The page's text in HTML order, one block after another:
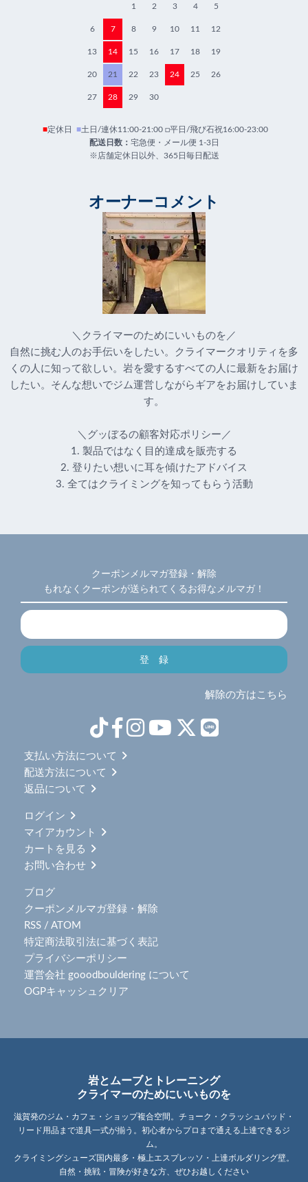
1 2 3 4 5
6 7 8 9 10 11 12
13 14 15 16 17 18 19
20 21 22 23 24 25 26
27 28 29 30
■定休日 ■土日/連休11:00-21:00 □平日/飛び石祝16:00-23:00
配送日数： 宅急便・メール便 1-3日
※店舗定休日以外、365日毎日配送
オーナーコメント
＼クライマーのためにいいものを／
自然に挑む人のお手伝いをしたい。クライマークオリティを多
くの人に知って欲しい。岩を愛するすべての人に最新をお届け
したい。そんな想いでジム運営しながらギアをお届けしていま
す。
＼グッぼるの顧客対応ポリシー／
1. 製品ではなく目的達成を販売する
2. 登りたい想いに耳を傾けたアドバイス
3. 全てはクライミングを知ってもらう活動
クーポンメルマガ登録・解除
もれなくクーポンが送られてくるお得なメルマガ！
解除の方はこちら
支払い方法について
配送方法について
返品について
ログイン
マイアカウント
カートを見る
お問い合わせ
ブログ
クーポンメルマガ登録・解除
RSS / ATOM
特定商法取引法に基づく表記
プライバシーポリシー
運営会社 gooodbouldering について
OGPキャッシュクリア
岩とムーブとトレーニング
クライマーのためにいいものを
滋賀発のジム・カフェ・ショップ複合空間。チョーク・クラッシュパッド・
リード用品まで道具一式が揃う。初心者からプロまで通える上達できるジ
ム。
クライミングシューズ国内最多・極上エスプレッソ・上達ボルダリング壁。
自然・挑戦・冒険が好きな方、ぜひお越しください